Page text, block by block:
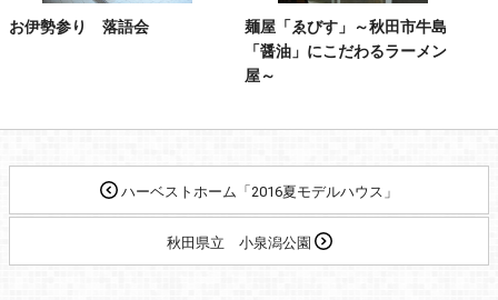
お伊勢参り 落語会
麺屋「ゑびす」～秋田市牛島
「醤油」にこだわるラーメン
屋～
ハーベストホーム「2016夏モデルハウス」
秋田県立 小泉潟公園